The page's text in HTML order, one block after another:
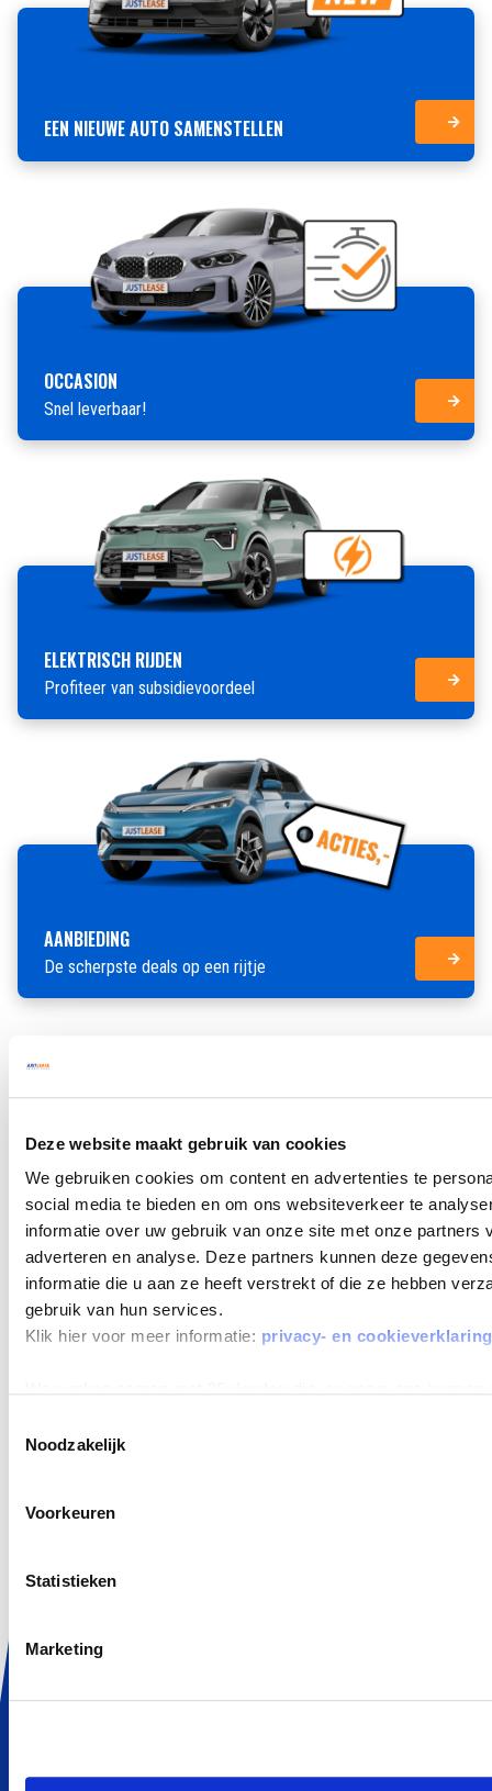
Deze website maakt gebruik van cookies
We gebruiken cookies om content en advertenties te
social media te bieden en om ons websiteverkeer te
informatie over uw gebruik van onze site met onze partners
adverteren en analyse. Deze partners kunnen deze
informatie die u aan ze heeft verstrekt of die ze hebben
gebruik van hun services.
Klik hier voor meer informatie: privacy- en cookieverklaring
Noodzakelijk
Voorkeuren
Statistieken
Marketing
EEN NIEUWE AUTO SAMENSTELLEN
OCCASION
Snel leverbaar!
ELEKTRISCH RIJDEN
Profiteer van subsidievoordeel
AANBIEDING
De scherpste deals op een rijtje
All-risk verzekerd Inclusief wegenbelasting
AANBOD
Private Lease vergelijker